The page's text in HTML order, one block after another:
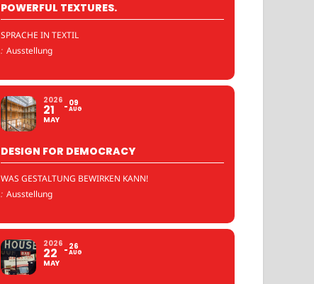
POWERFUL TEXTURES.
SPRACHE IN TEXTIL
: Ausstellung
2026
21
MAY
09
AUG
DESIGN FOR DEMOCRACY
WAS GESTALTUNG BEWIRKEN KANN!
: Ausstellung
2026
22
MAY
26
AUG